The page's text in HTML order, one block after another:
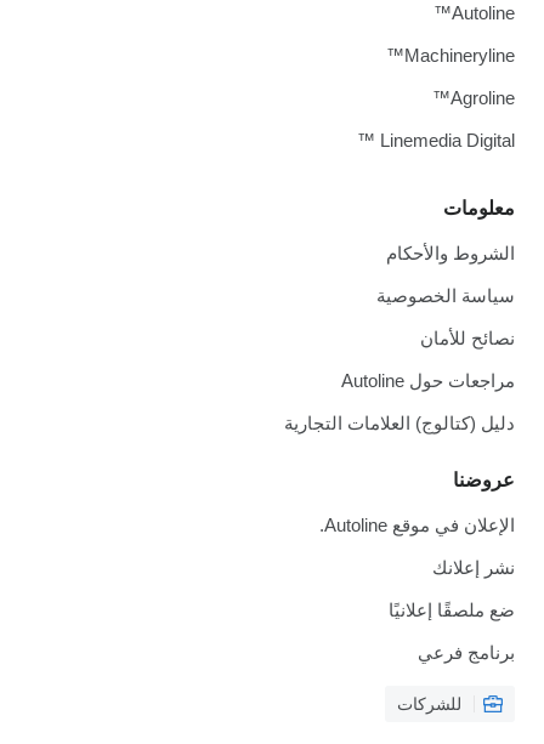
معلومات
الشروط والأحكام
سياسة الخصوصية
نصائح للأمان
مراجعات حول Autoline
دليل (كتالوج) العلامات التجارية
عروضنا
الإعلان في موقع Autoline.
نشر إعلانك
ضع ملصقًا إعلانيًا
برنامج فرعي
للشركات
Autoline™
Machineryline™
Agroline™
Linemedia Digital ™